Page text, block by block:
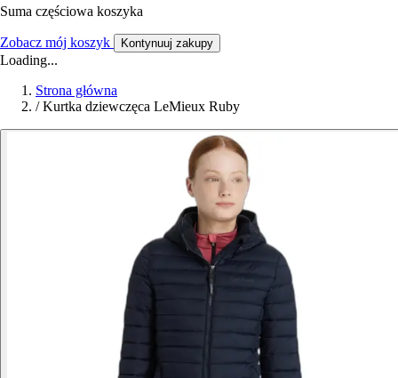
Suma częściowa koszyka
Zobacz mój koszyk Kontynuuj zakupy
Loading...
Strona główna
/ Kurtka dziewczęca LeMieux Ruby